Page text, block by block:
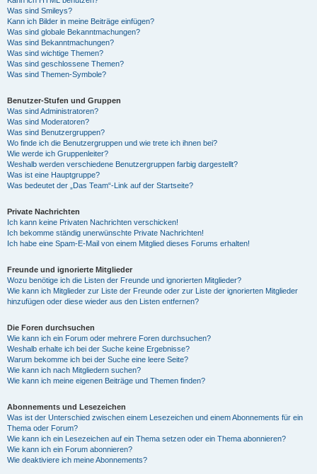
Was sind Smileys?
Kann ich Bilder in meine Beiträge einfügen?
Was sind globale Bekanntmachungen?
Was sind Bekanntmachungen?
Was sind wichtige Themen?
Was sind geschlossene Themen?
Was sind Themen-Symbole?
Benutzer-Stufen und Gruppen
Was sind Administratoren?
Was sind Moderatoren?
Was sind Benutzergruppen?
Wo finde ich die Benutzergruppen und wie trete ich ihnen bei?
Wie werde ich Gruppenleiter?
Weshalb werden verschiedene Benutzergruppen farbig dargestellt?
Was ist eine Hauptgruppe?
Was bedeutet der „Das Team“-Link auf der Startseite?
Private Nachrichten
Ich kann keine Privaten Nachrichten verschicken!
Ich bekomme ständig unerwünschte Private Nachrichten!
Ich habe eine Spam-E-Mail von einem Mitglied dieses Forums erhalten!
Freunde und ignorierte Mitglieder
Wozu benötige ich die Listen der Freunde und ignorierten Mitglieder?
Wie kann ich Mitglieder zur Liste der Freunde oder zur Liste der ignorierten Mitglieder
hinzufügen oder diese wieder aus den Listen entfernen?
Die Foren durchsuchen
Wie kann ich ein Forum oder mehrere Foren durchsuchen?
Weshalb erhalte ich bei der Suche keine Ergebnisse?
Warum bekomme ich bei der Suche eine leere Seite?
Wie kann ich nach Mitgliedern suchen?
Wie kann ich meine eigenen Beiträge und Themen finden?
Abonnements und Lesezeichen
Was ist der Unterschied zwischen einem Lesezeichen und einem Abonnements für ein
Thema oder Forum?
Wie kann ich ein Lesezeichen auf ein Thema setzen oder ein Thema abonnieren?
Wie kann ich ein Forum abonnieren?
Wie deaktiviere ich meine Abonnements?